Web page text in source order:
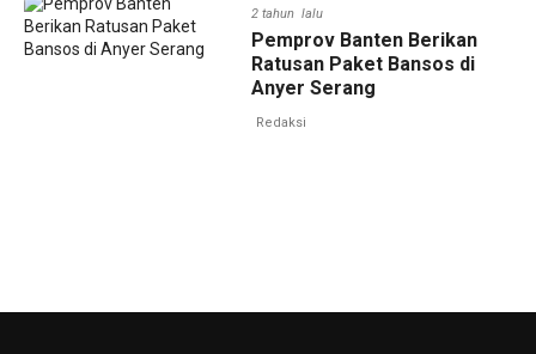
2 tahun lalu
Pemprov Banten Berikan
Ratusan Paket Bansos di
Anyer Serang
Redaksi